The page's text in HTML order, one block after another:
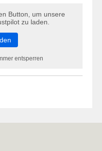
Button, um unsere
zu laden.
entsperren